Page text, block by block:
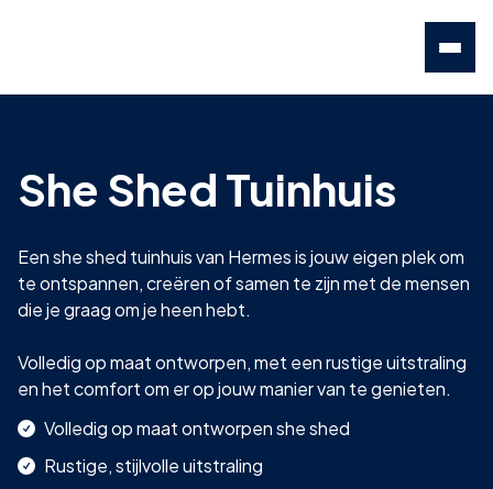
She Shed Tuinhuis
Een she shed tuinhuis van Hermes is jouw eigen plek om
te ontspannen, creëren of samen te zijn met de mensen
die je graag om je heen hebt.
Volledig op maat ontworpen, met een rustige uitstraling
en het comfort om er op jouw manier van te genieten.
Volledig op maat ontworpen she shed
Rustige, stijlvolle uitstraling